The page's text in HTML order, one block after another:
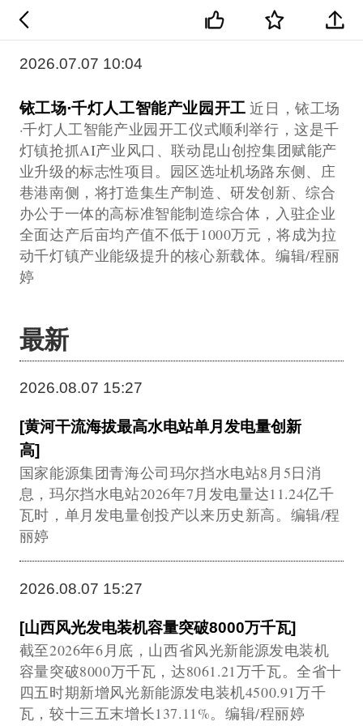
2026.07.07 10:04
铱工场·千灯人工智能产业园开工 近日，铱工场
·千灯人工智能产业园开工仪式顺利举行，这是千
灯镇抢抓AI产业风口、联动昆山创控集团赋能产
业升级的标志性项目。园区选址机场路东侧、庄
巷港南侧，将打造集生产制造、研发创新、综合
办公于一体的高标准智能制造综合体，入驻企业
全面达产后亩均产值不低于1000万元，将成为拉
动千灯镇产业能级提升的核心新载体。编辑/程丽
婷
最新
2026.08.07 15:27
[黄河干流海拔最高水电站单月发电量创新
高]
国家能源集团青海公司玛尔挡水电站8月5日消
息，玛尔挡水电站2026年7月发电量达11.24亿千
瓦时，单月发电量创投产以来历史新高。编辑/程
丽婷
2026.08.07 15:27
[山西风光发电装机容量突破8000万千瓦]
截至2026年6月底，山西省风光新能源发电装机
容量突破8000万千瓦，达8061.21万千瓦。全省十
四五时期新增风光新能源发电装机4500.91万千
瓦，较十三五末增长137.11%。编辑/程丽婷